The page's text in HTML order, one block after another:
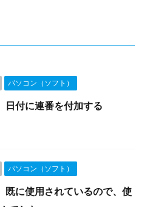
パソコン（ソフト）
日付に連番を付加する
パソコン（ソフト）
既に使用されているので、使